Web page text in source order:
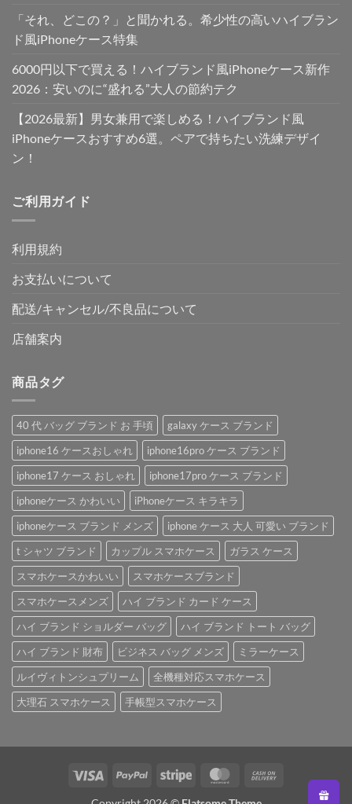
「それ、どこの？」と聞かれる。希少性の高いハイブラン
ド風iPhoneケース特集
6000円以下で買える！ハイブランド風iPhoneケース新作
2026：安いのに“盛れる”大人の節約テク
【2026最新】男女兼用で楽しめる！ハイブランド風
iPhoneケースおすすめ6選。ペアで持ちたい洗練デザイ
ン！
ご利用ガイド
利用規約
お支払いについて
配送/キャンセル/不良品について
店舗案内
商品タグ
40 代 バッグ ブランド お 手頃
galaxy ケース ブランド
iphone16 ケースおしゃれ
iphone16pro ケース ブランド
iphone17 ケース おしゃれ
iphone17pro ケース ブランド
iphoneケース かわいい
iPhoneケース キラキラ
iphoneケース ブランド メンズ
iphone ケース 大人 可愛い ブランド
t シャツ ブランド
カップル スマホケース
ガラス ケース
スマホケースかわいい
スマホケースブランド
スマホケースメンズ
ハイ ブランド カード ケース
ハイ ブランド ショルダー バッグ
ハイ ブランド トート バッグ
ハイ ブランド 財布
ビジネス バッグ メンズ
ミラーケース
ルイヴィトンシュプリーム
全機種対応スマホケース
大理石 スマホケース
手帳型スマホケース
Visa PayPal Stripe MasterCard